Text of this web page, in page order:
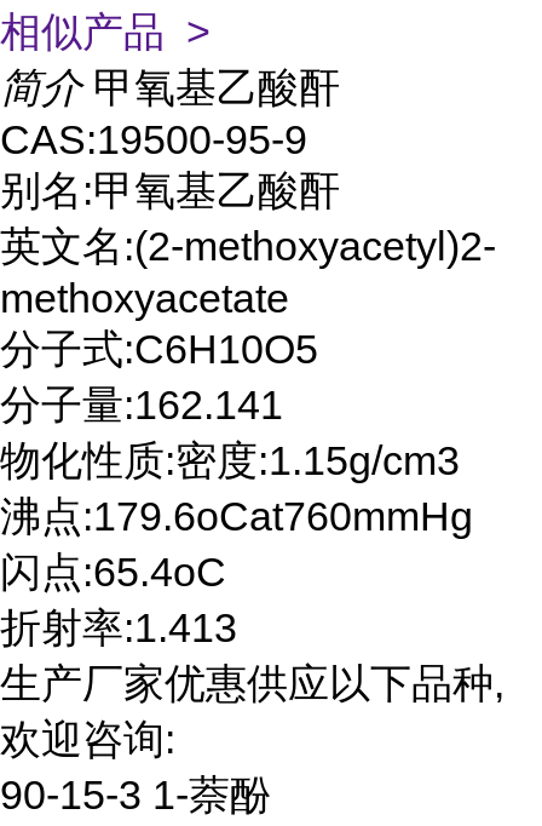
相似产品 >
简介 甲氧基乙酸酐
CAS:19500-95-9
别名:甲氧基乙酸酐
英文名:(2-methoxyacetyl)2-
methoxyacetate
分子式:C6H10O5
分子量:162.141
物化性质:密度:1.15g/cm3
沸点:179.6oCat760mmHg
闪点:65.4oC
折射率:1.413
生产厂家优惠供应以下品种,
欢迎咨询:
90-15-3 1-萘酚